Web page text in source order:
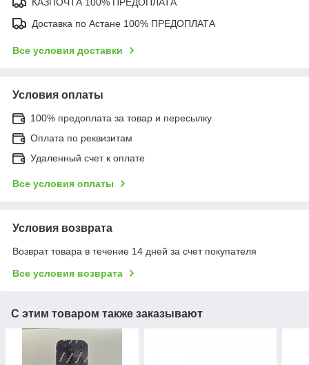
Доставка по Астане 100% ПРЕДОПЛАТА
Все условия доставки
Условия оплаты
100% предоплата за товар и пересылку
Оплата по реквизитам
Удаленный счет к оплате
Все условия оплаты
Условия возврата
Возврат товара в течение 14 дней за счет покупателя
Все условия возврата
С этим товаром также заказывают